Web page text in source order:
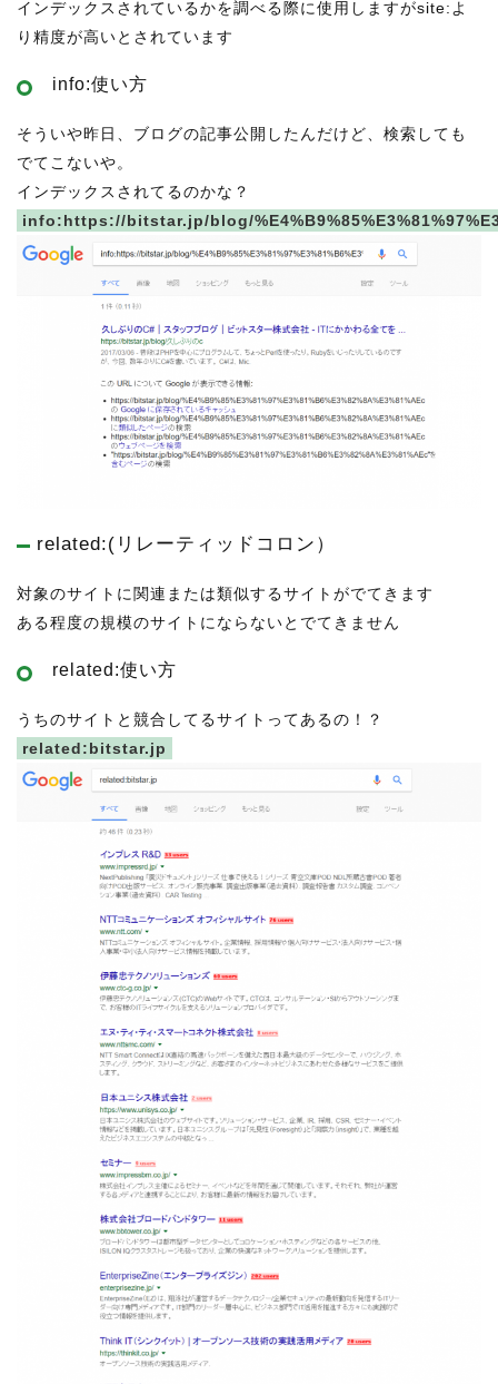
インデックスされているかを調べる際に使用しますがsite:よ
り精度が高いとされています
info:使い方
そういや昨日、ブログの記事公開したんだけど、検索しても
でてこないや。
インデックスされてるのかな？
info:https://bitstar.jp/blog/
related:(リレーティッドコロン）
対象のサイトに関連または類似するサイトがでてきます
ある程度の規模のサイトにならないとでてきません
related:使い方
うちのサイトと競合してるサイトってあるの！？
related:bitstar.jp